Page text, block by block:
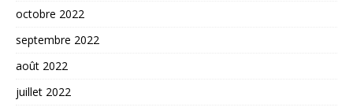
octobre 2022
septembre 2022
août 2022
juillet 2022